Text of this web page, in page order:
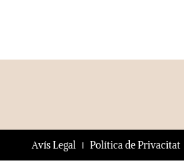
Avís Legal Política de Privacitat